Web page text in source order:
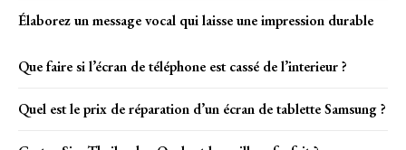
Élaborez un message vocal qui laisse une impression durable
Que faire si l’écran de téléphone est cassé de l’interieur ?
Quel est le prix de réparation d’un écran de tablette Samsung ?